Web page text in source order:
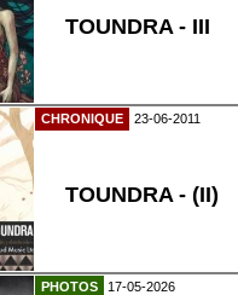
TOUNDRA - III
CHRONIQUE 23-06-2011
TOUNDRA - (II)
PHOTOS 17-05-2026